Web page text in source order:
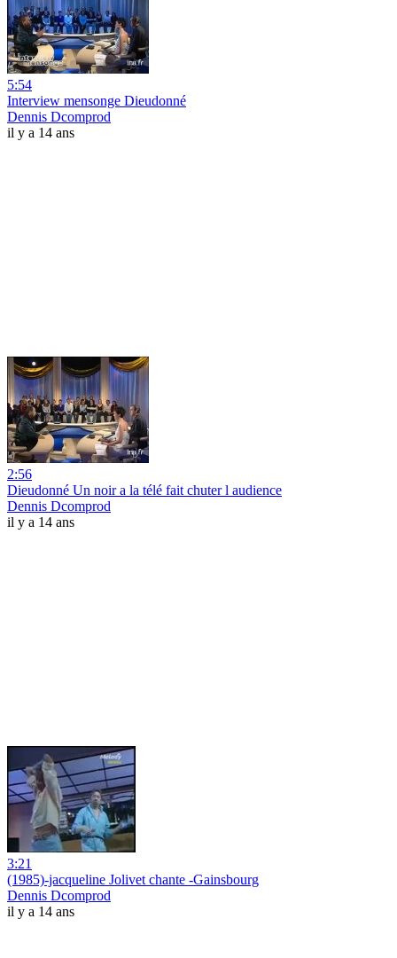
5:54
Interview mensonge Dieudonné
Dennis Dcomprod
il y a 14 ans
2:56
Dieudonné Un noir a la télé fait chuter l audience
Dennis Dcomprod
il y a 14 ans
3:21
(1985)-jacqueline Jolivet chante -Gainsbourg
Dennis Dcomprod
il y a 14 ans